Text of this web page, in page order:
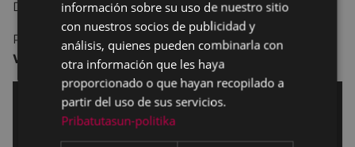
Dirección:Jocelyn Moorhouse.
Reparto:
Kate Winslet, Liam Hemsworth, Hugo
Weaving, Sarah Snook, Judy Davis.
información sobre su uso de nuestro sitio
con nuestros socios de publicidad y
análisis, quienes pueden combinarla con
otra información que les haya
proporcionado o que hayan recopilado a
partir del uso de sus servicios.
Pribatutasun-politika